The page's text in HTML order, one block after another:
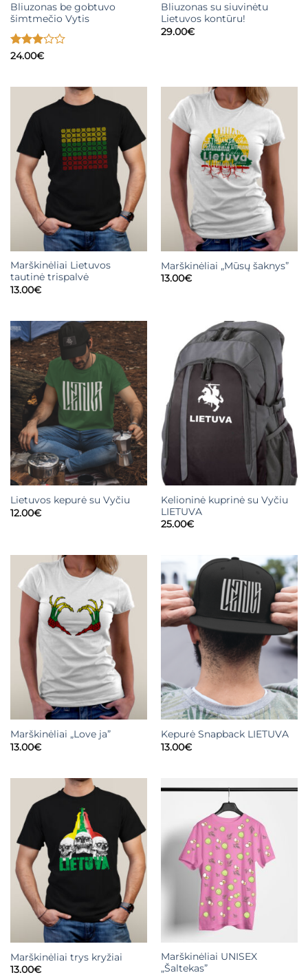
Bliuzonas be gobtuvo
šimtmečio Vytis
Įvertinimas:
24.00€
Bliuzonas su siuvinėtu
Lietuvos kontūru!
29.00€
Marškinėliai Lietuvos
tautinė trispalvė
13.00€
Marškinėliai „Mūsų šaknys”
13.00€
Lietuvos kepurė su Vyčiu
12.00€
Kelioninė kuprinė su Vyčiu
LIETUVA
25.00€
Marškinėliai „Love ja”
13.00€
Kepurė Snapback LIETUVA
13.00€
Marškinėliai trys kryžiai
13.00€
Marškinėliai UNISEX
„Šaltekas”